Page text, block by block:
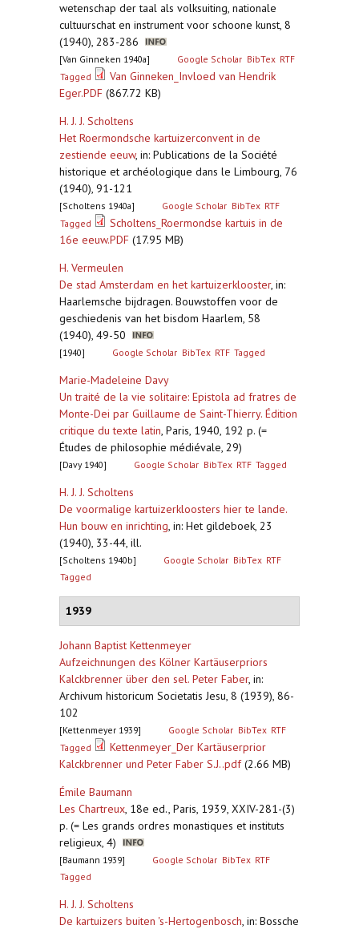
wetenschap der taal als volksuiting, nationale
cultuurschat en instrument voor schoone kunst, 8
(1940), 283-286
[Van Ginneken 1940a] Google Scholar BibTex RTF
Tagged
Van Ginneken_Invloed van Hendrik
Eger.PDF (867.72 KB)
H. J. J. Scholtens
Het Roermondsche kartuizerconvent in de
zestiende eeuw, in: Publications de la Société
historique et archéologique dans le Limbourg, 76
(1940), 91-121
[Scholtens 1940a] Google Scholar BibTex RTF
Tagged
Scholtens_Roermondse kartuis in de
16e eeuw.PDF (17.95 MB)
H. Vermeulen
De stad Amsterdam en het kartuizerklooster, in:
Haarlemsche bijdragen. Bouwstoffen voor de
geschiedenis van het bisdom Haarlem, 58
(1940), 49-50
[1940] Google Scholar BibTex RTF Tagged
Marie-Madeleine Davy
Un traité de la vie solitaire: Epistola ad fratres de
Monte-Dei par Guillaume de Saint-Thierry. Édition
critique du texte latin, Paris, 1940, 192 p. (=
Études de philosophie médiévale, 29)
[Davy 1940] Google Scholar BibTex RTF Tagged
H. J. J. Scholtens
De voormalige kartuizerkloosters hier te lande.
Hun bouw en inrichting, in: Het gildeboek, 23
(1940), 33-44, ill.
[Scholtens 1940b] Google Scholar BibTex RTF
Tagged
1939
Johann Baptist Kettenmeyer
Aufzeichnungen des Kölner Kartäuserpriors
Kalckbrenner über den sel. Peter Faber, in:
Archivum historicum Societatis Jesu, 8 (1939), 86-
102
[Kettenmeyer 1939] Google Scholar BibTex RTF
Tagged
Kettenmeyer_Der Kartäuserprior
Kalckbrenner und Peter Faber S.J..pdf(2.66 MB)
Émile Baumann
Les Chartreux, 18e ed., Paris, 1939, XXIV-281-(3)
p. (= Les grands ordres monastiques et instituts
religieux, 4)
[Baumann 1939] Google Scholar BibTex RTF
Tagged
H. J. J. Scholtens
De kartuizers buiten 's-Hertogenbosch, in: Bossche